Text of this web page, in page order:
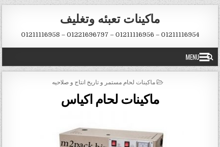
Skip to content
ماكينات تعبئه وتغليف
01211116954 – 01211116956 – 01221696797 – 01211116958
MENU
POSTED IN
ماكينات لحام مستمر و تاريخ انتاج و صلاحيه
ماكينات لحام اكياس